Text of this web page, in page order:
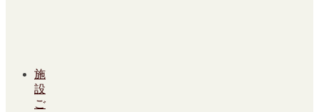
施
設
ご